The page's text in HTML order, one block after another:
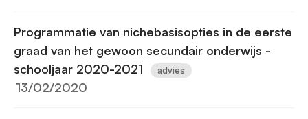
Programmatie van nichebasisopties in de eerste
graad van het gewoon secundair onderwijs -
schooljaar 2020-2021
advies
13/02/2020